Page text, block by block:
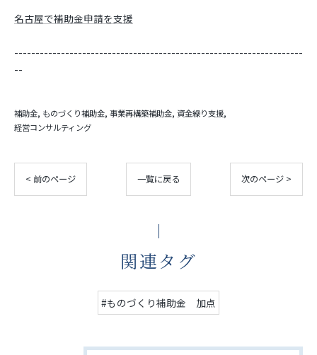
名古屋で補助金申請を支援
--------------------------------------------------------------------
--
補助金 ものづくり補助金 事業再構築補助金 資金繰り支援
経営コンサルティング
< 前のページ 一覧に戻る 次のページ >
関連タグ
#ものづくり補助金 加点